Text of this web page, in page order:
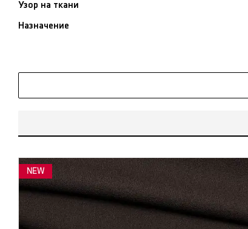
Узор на ткани
Назначение
NEW